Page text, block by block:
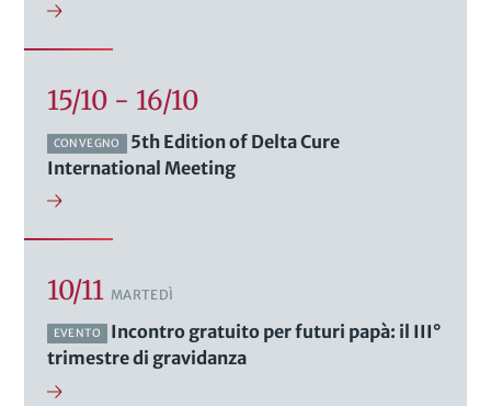
15/10 - 16/10
CONVEGNO
5th Edition of Delta Cure
International Meeting
10/11 MARTEDÌ
EVENTO
Incontro gratuito per futuri papà: il III°
trimestre di gravidanza